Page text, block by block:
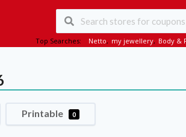
Top Searches: Netto, my jewellery, Body &
Printable 0